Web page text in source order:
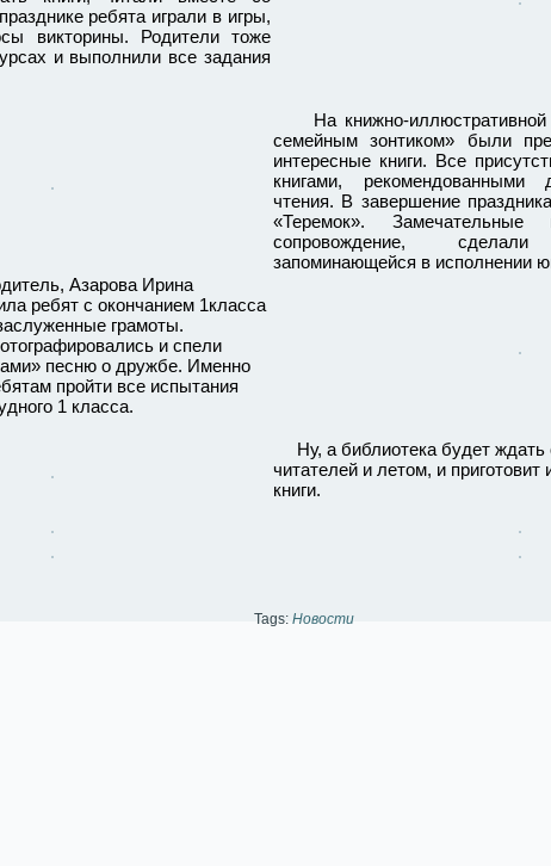
ребята играли в игры,
викторины. Родители тоже
и выполнили все задания
На книжно-иллюстративной
семейным зонтиком» были
интересные книги. Все
книгами, рекомендованными
чтения. В завершение
«Теремок». Замечательные
сопровождение, сделали
запоминающейся в исполнении
Азарова Ирина
ребят с окончанием 1класса
грамоты.
и спели
песню о дружбе. Именно
пройти все испытания
1 класса.
Ну, а библиотека будет ждать
читателей и летом, и
книги.
Tags: Новости